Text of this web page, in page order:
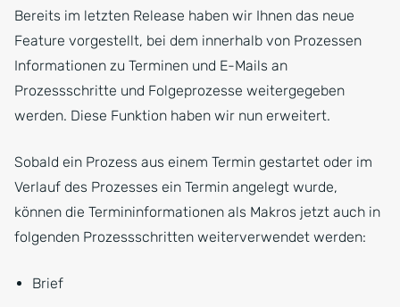
Bereits im letzten Release haben wir Ihnen das neue
Feature vorgestellt, bei dem innerhalb von Prozessen
Informationen zu Terminen und E-Mails an
Prozessschritte und Folgeprozesse weitergegeben
werden. Diese Funktion haben wir nun erweitert.
Sobald ein Prozess aus einem Termin gestartet oder im
Verlauf des Prozesses ein Termin angelegt wurde,
können die Termininformationen als Makros jetzt auch in
folgenden Prozessschritten weiterverwendet werden:
Brief